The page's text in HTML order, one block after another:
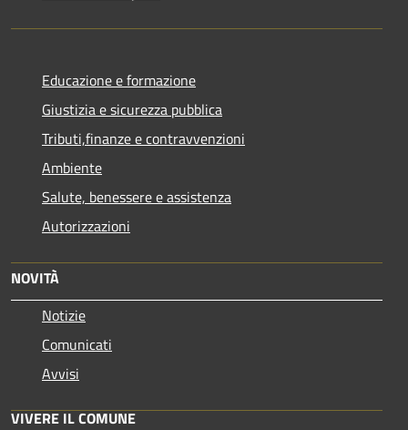
Educazione e formazione
Giustizia e sicurezza pubblica
Tributi,finanze e contravvenzioni
Ambiente
Salute, benessere e assistenza
Autorizzazioni
NOVITÀ
Notizie
Comunicati
Avvisi
VIVERE IL COMUNE